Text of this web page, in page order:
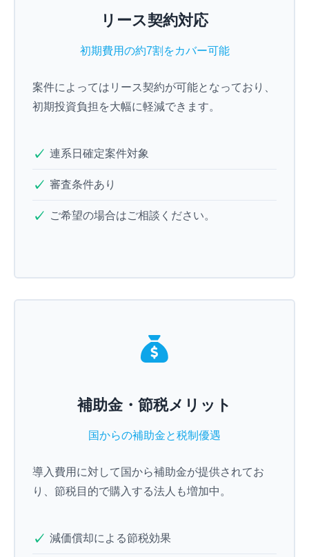
リース契約対応
初期費用の約7割をカバー可能
案件によってはリース契約が可能となっており、
初期投資負担を大幅に軽減できます。
連系日確定案件対象
審査条件あり
ご希望の場合はご相談ください。
補助金・節税メリット
国からの補助金と税制優遇
導入費用に対して国から補助金が提供されてお
り、節税目的で購入する法人も増加中。
減価償却による節税効果